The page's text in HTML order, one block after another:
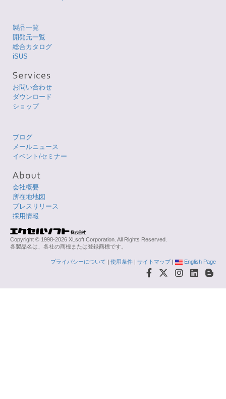
製品一覧
開発元一覧
総合カタログ
iSUS
お問い合わせ
ダウンロード
ショップ
ブログ
メールニュース
イベント/セミナー
会社概要
所在地地図
プレスリリース
採用情報
Copyright © 1998-2026 XLsoft Corporation. All Rights Reserved.
各製品名は、各社の商標または登録商標です。
プライバシーについて | 使用条件 | サイトマップ| English Page